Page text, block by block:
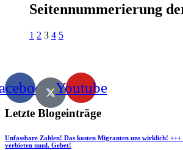
Seitennummerierung
1 2 3 4 5
Youtube
Letzte Blogeinträge
Unfassbare Zahlen! Das kosten Migranten uns wirklich! +++
verbieten musl. Gebet!